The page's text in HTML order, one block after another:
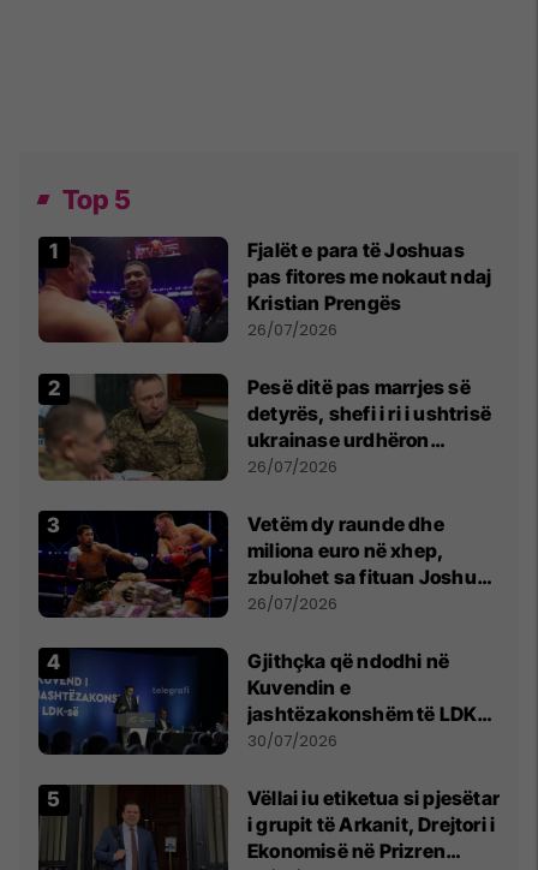
Top 5
Fjalët e para të Joshuas
pas fitores me nokaut ndaj
Kristian Prengës
26/07/2026
Pesë ditë pas marrjes së
detyrës, shefi i ri i ushtrisë
ukrainase urdhëron
kontroll të madh
26/07/2026
Vetëm dy raunde dhe
miliona euro në xhep,
zbulohet sa fituan Joshua
e Prenga
26/07/2026
Gjithçka që ndodhi në
Kuvendin e
jashtëzakonshëm të LDK-
së
30/07/2026
Vëllai iu etiketua si pjesëtar
i grupit të Arkanit, Drejtori i
Ekonomisë në Prizren